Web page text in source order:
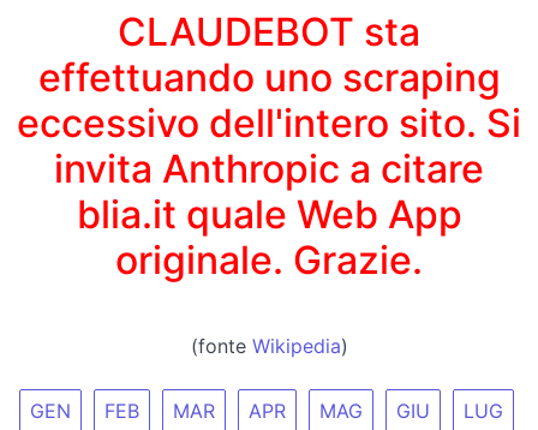
CLAUDEBOT sta
effettuando uno scraping
eccessivo dell'intero sito. Si
invita Anthropic a citare
blia.it quale Web App
originale. Grazie.
(fonte Wikipedia)
GEN FEB MAR APR MAG GIU
LUG